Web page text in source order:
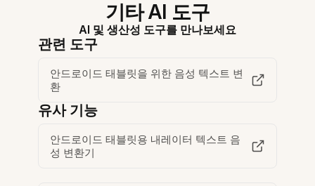
기타 AI 도구
AI 및 생산성 도구를 만나보세요
관련 도구
안드로이드 태블릿을 위한 음성 텍스트 변
환
유사 기능
안드로이드 태블릿용 내레이터 텍스트 음
성 변환기